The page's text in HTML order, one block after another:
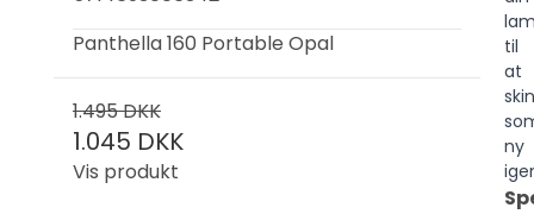
Panthella 160 Portable Opal
1.495 DKK
1.045 DKK
Vis produkt
til
at
ny